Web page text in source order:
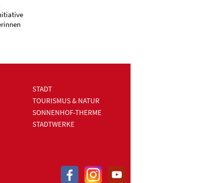
STADT
TOURISMUS & NATUR
SONNENHOF-THERME
STADTWERKE